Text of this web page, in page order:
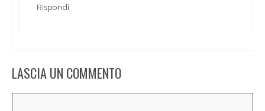
Rispondi
LASCIA UN COMMENTO